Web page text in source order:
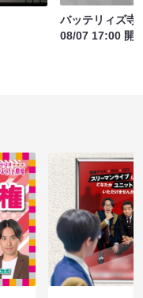
バッテリィズ寺
08/07 17:00 開